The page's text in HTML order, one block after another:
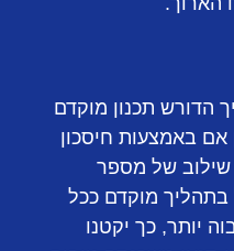
הדורש תכנון מוקדם
אם באמצעות חיסכון
שילוב של מספר
מוקדם ככל
יותר, כך יקטנו